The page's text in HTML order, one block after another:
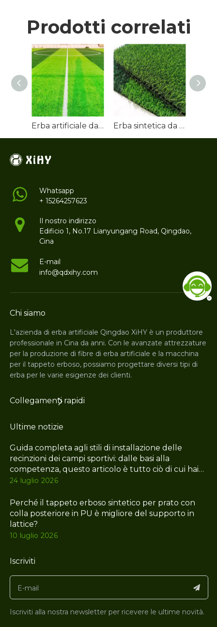
Prodotti correlati
Erba artificiale da 50 mm per campo da calcio Erba sintetica da calcio
Whatsapp
+ 15264257623
Il nostro indirizzo
Edificio 1, No.17 Lianyungang Road, Qingdao,
Cina
E-mail
info@qdxihy.com
Chi siamo
L'azienda di erba artificiale Qingdao XiHY è un produttore
professionale in Cina da anni. Con le avanzate attrezzature
per la produzione di fibre di erba artificiale e la macchina
per il tappeto erboso, possiamo progettare diversi tipi di
erba per le varie esigenze dei clienti.
Collegamenti rapidi
Ultime notizie
Guida completa agli stili di installazione delle
recinzioni dei campi sportivi: dalle basi alla
competenza, questo articolo è tutto ciò di cui hai
bisogno
24 luglio 2026
Perché il tappeto erboso sintetico per prato con
colla posteriore in PU è migliore del supporto in
lattice?
10 luglio 2026
Iscriviti
Iscriviti alla nostra newsletter per ricevere le ultime novità.